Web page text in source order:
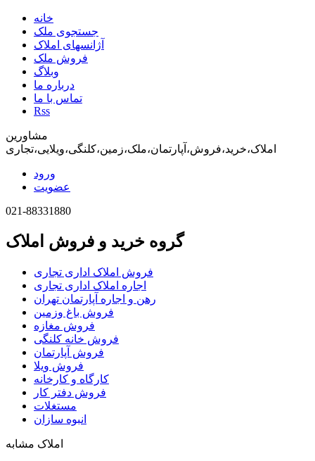
خانه
جستجوی ملک
آژانسهای املاک
فروش ملک
وبلاگ
درباره ما
تماس با ما
Rss
مشاورین
املاک،خرید،فروش،آپارتمان،ملک،زمین،کلنگی،ویلایی،تجاری
ورود
عضویت
021-88331880
گروه خرید و فروش املاک
فروش املاک اداری تجاری
اجاره املاک اداری تجاری
رهن و اجاره آپارتمان تهران
فروش باغ وزمین
فروش مغازه
فروش خانه کلنگی
فروش آپارتمان
فروش ویلا
کارگاه و کارخانه
فروش دفتر کار
مستغلات
انبوه سازان
املاک مشابه